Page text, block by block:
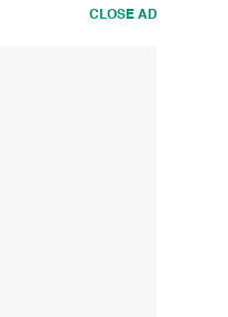
CLOSE AD